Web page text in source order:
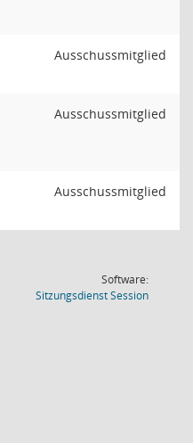
Ausschussmitglied
Ausschussmitglied
Ausschussmitglied
Software:
SitzungsdienstSession(Wird in